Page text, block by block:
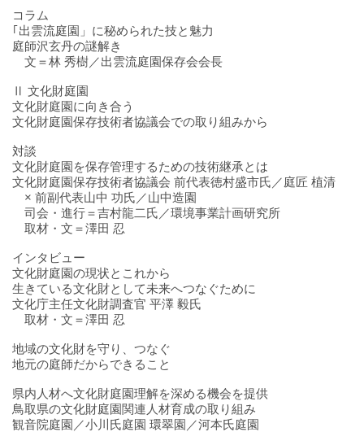
コラム
｢出雲流庭園」に秘められた技と魅力
庭師沢玄丹の謎解き
文＝林 秀樹／出雲流庭園保存会会長
Ⅱ 文化財庭園
文化財庭園に向き合う
文化財庭園保存技術者協議会での取り組みから
対談
文化財庭園を保存管理するための技術継承とは
文化財庭園保存技術者協議会 前代表徳村盛市氏／庭匠 植清
× 前副代表山中 功氏／山中造園
司会・進行＝吉村龍二氏／環境事業計画研究所
取材・文＝澤田 忍
インタビュー
文化財庭園の現状とこれから
生きている文化財として未来へつなぐために
文化庁主任文化財調査官 平澤 毅氏
取材・文＝澤田 忍
地域の文化財を守り、つなぐ
地元の庭師だからできること
県内人材へ文化財庭園理解を深める機会を提供
鳥取県の文化財庭園関連人材育成の取り組み
観音院庭園／小川氏庭園 環翠園／河本氏庭園